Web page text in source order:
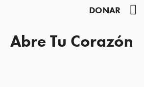
DONAR
Abre Tu Corazón